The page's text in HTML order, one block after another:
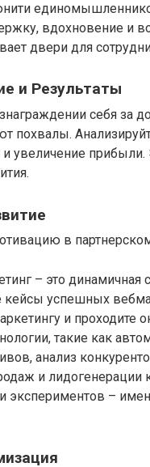
вдохновение и
двери для
и Результаты
себя за
похвалы.
увеличение
– это
кейсы успешных
и проходите
такие как
анализ
и лидогенерации
и экспериментов –